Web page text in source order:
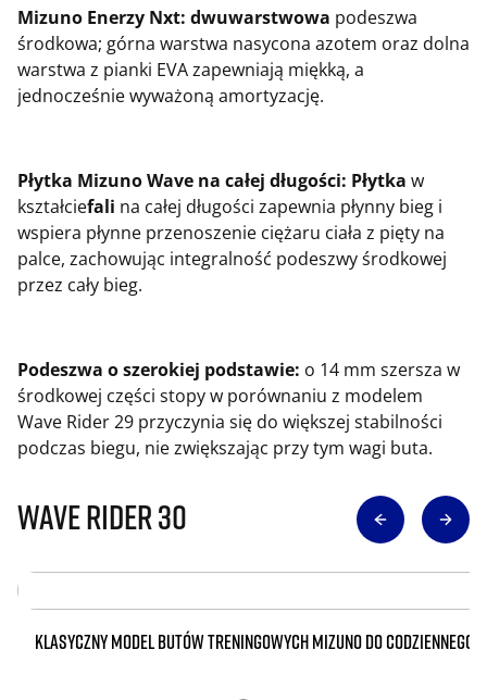
Mizuno Enerzy Nxt: dwuwarstwowa podeszwa
środkowa; górna warstwa nasycona azotem oraz dolna
warstwa z pianki EVA zapewniają miękką, a
jednocześnie wyważoną amortyzację.
Płytka Mizuno Wave na całej długości: Płytka w
kształciefali na całej długości zapewnia płynny bieg i
wspiera płynne przenoszenie ciężaru ciała z pięty na
palce, zachowując integralność podeszwy środkowej
przez cały bieg.
Podeszwa o szerokiej podstawie: o 14 mm szersza w
środkowej części stopy w porównaniu z modelem
Wave Rider 29 przyczynia się do większej stabilności
podczas biegu, nie zwiększając przy tym wagi buta.
Wave Rider 30
KLASYCZNY MODEL BUTÓW TRENINGOWYCH MIZUNO DO CODZIENNEGO